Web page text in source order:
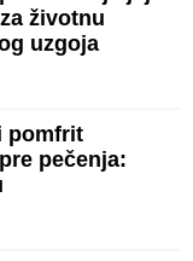
životnu
uzgoja
pomfrit
pečenja: